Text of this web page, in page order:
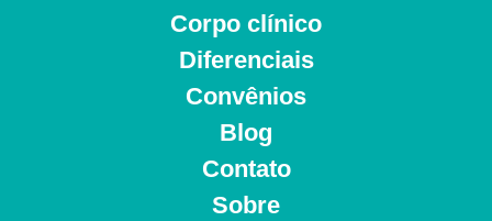
Corpo clínico
Diferenciais
Convênios
Blog
Contato
Sobre